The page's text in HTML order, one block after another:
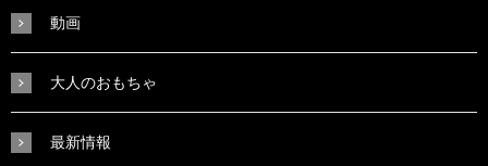
動画
大人のおもちゃ
最新情報